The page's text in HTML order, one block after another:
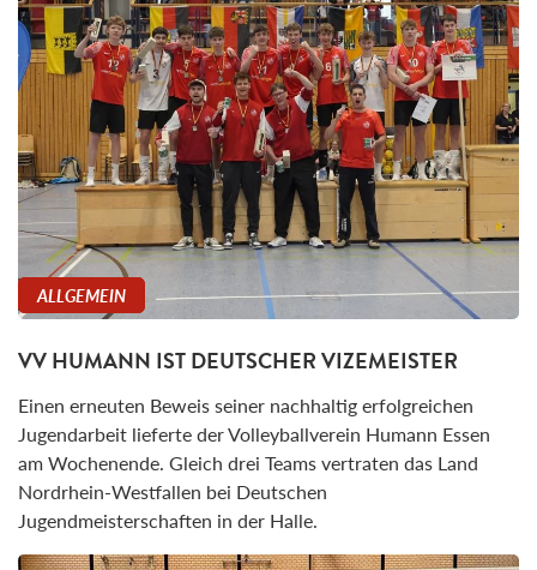
ALLGEMEIN
VV HUMANN IST DEUTSCHER VIZEMEISTER
Einen erneuten Beweis seiner nachhaltig erfolgreichen
Jugendarbeit lieferte der Volleyballverein Humann Essen
am Wochenende. Gleich drei Teams vertraten das Land
Nordrhein-Westfallen bei Deutschen
Jugendmeisterschaften in der Halle.